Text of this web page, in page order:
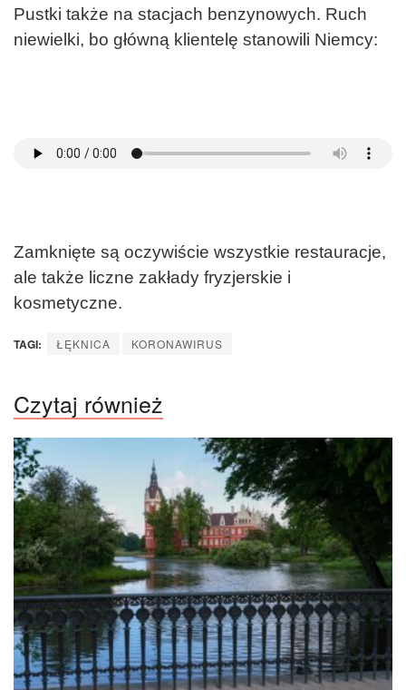
Pustki także na stacjach benzynowych. Ruch
niewielki, bo główną klientelę stanowili Niemcy:
Zamknięte są oczywiście wszystkie restauracje,
ale także liczne zakłady fryzjerskie i
kosmetyczne.
TAGI: ŁĘKNICA KORONAWIRUS
Czytaj również